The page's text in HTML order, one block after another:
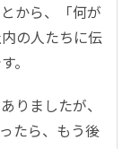
から、「何が
の人たちに伝
。
りましたが、
たら、もう後